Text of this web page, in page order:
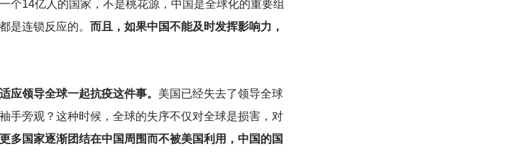
个14亿人的国家，不是桃花源，中国是全球化的重要组
是连锁反应的。 而且，如果中国不能及时发挥影响力，
应领导全球一起抗疫这件事。 美国已经失去了领导全球
手旁观？这种时候，全球的失序不仅对全球是损害，对
多国家逐渐团结在中国周围而不被美国利用，中国的国